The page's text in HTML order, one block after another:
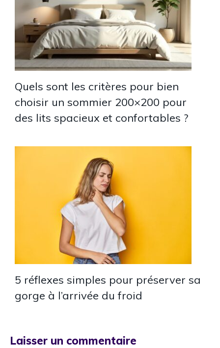
Quels sont les critères pour bien
choisir un sommier 200×200 pour
des lits spacieux et confortables ?
5 réflexes simples pour préserver sa
gorge à l’arrivée du froid
Laisser un commentaire